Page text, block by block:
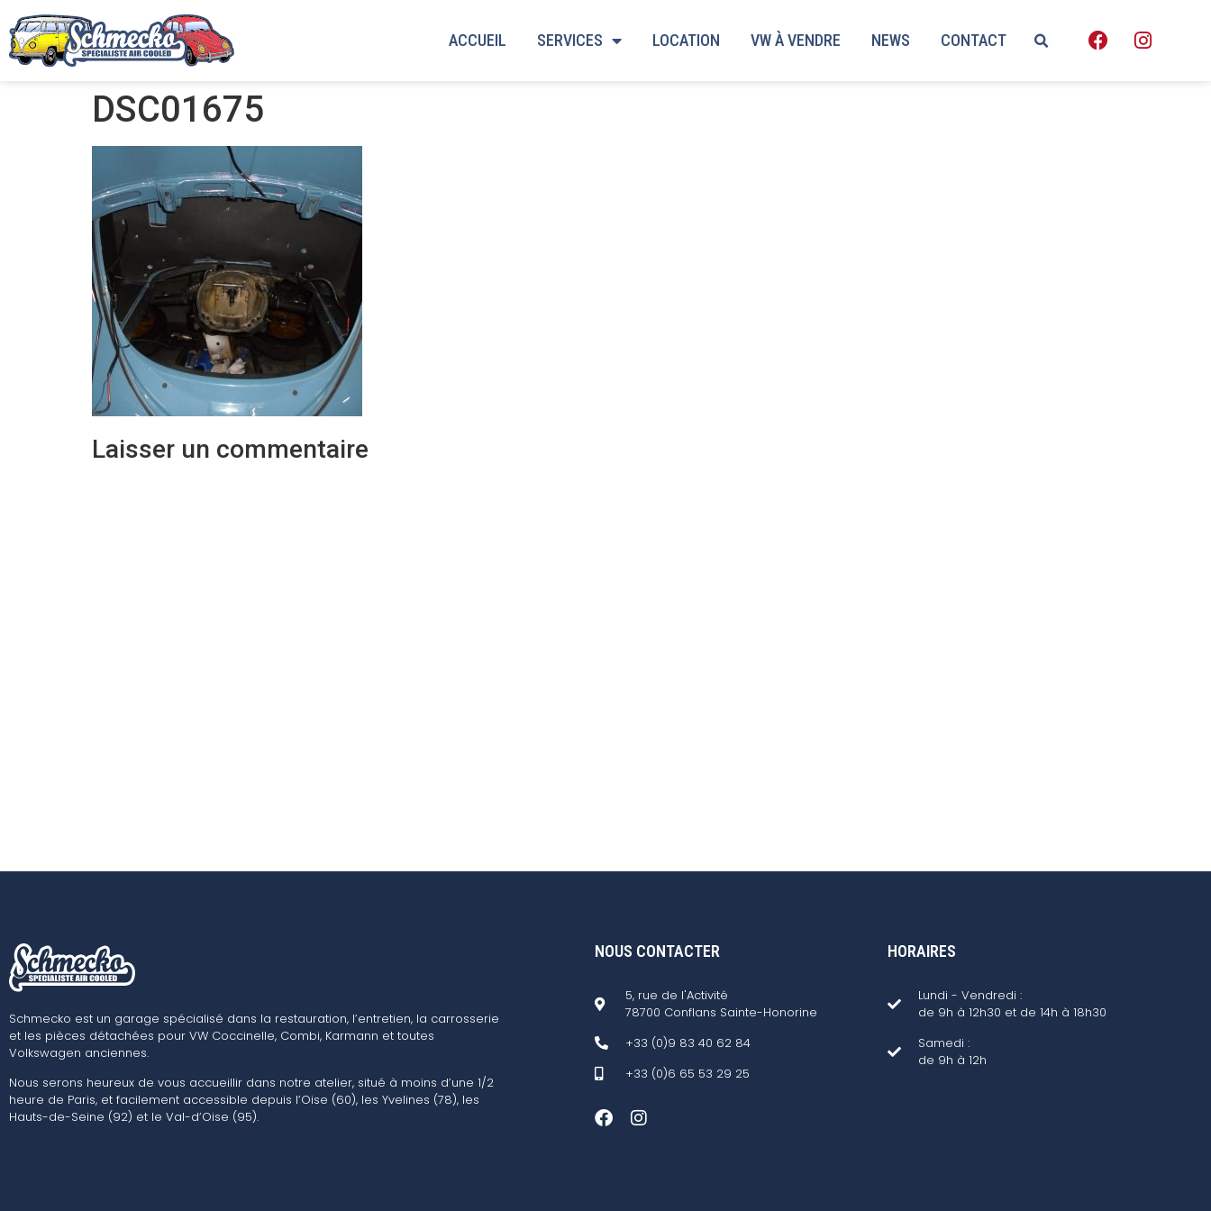
ACCUEIL SERVICES LOCATION VW À VENDRE NEWS CONTACT
DSC01675
Laisser un commentaire
Schmecko est un garage spécialisé dans la restauration, l’entretien, la carrosserie
et les pièces détachées pour VW Coccinelle, Combi, Karmann et toutes
Volkswagen anciennes.
Nous serons heureux de vous accueillir dans notre atelier, situé à moins d’une 1/2
heure de Paris, et facilement accessible depuis l’Oise (60), les Yvelines (78), les
Hauts-de-Seine (92) et le Val-d’Oise (95).
NOUS CONTACTER
5, rue de l'Activité
78700 Conflans Sainte-Honorine
+33 (0)9 83 40 62 84
+33 (0)6 65 53 29 25
HORAIRES
Lundi - Vendredi :
de 9h à 12h30 et de 14h à 18h30
Samedi :
de 9h à 12h